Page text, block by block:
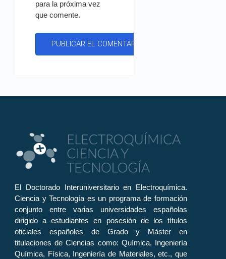
para la próxima vez
que comente.
El Doctorado Interuniversitario en Electroquímica.
Ciencia y Tecnología es un programa de formación
conjunto entre varias universidades españolas
dirigido a estudiantes en posesión de los títulos
oficiales españoles de Grado y Máster en
titulaciones de Ciencias como: Química, Ingeniería
Química, Física, Ingeniería de Materiales, etc., que